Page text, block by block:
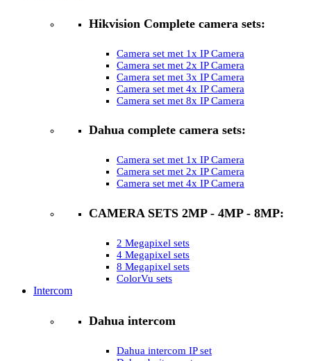
Hikvision Complete camera sets:
Camera set met 1x IP Camera
Camera set met 2x IP Camera
Camera set met 3x IP Camera
Camera set met 4x IP Camera
Camera set met 8x IP Camera
Dahua complete camera sets:
Camera set met 1x IP Camera
Camera set met 2x IP Camera
Camera set met 4x IP Camera
CAMERA SETS 2MP - 4MP - 8MP:
2 Megapixel sets
4 Megapixel sets
8 Megapixel sets
ColorVu sets
Intercom
Dahua intercom
Dahua intercom IP set